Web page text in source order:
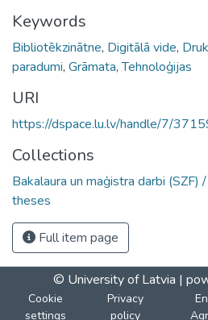
Keywords
Bibliotēkzinātne, Digitālā vide,
paradumi, Grāmata,Tehnoloģijas
URI
https://dspace.lu.lv/handle/7/
Collections
Bakalaura un maģistra darbi
theses
Full item page
© University of Latvia |
Cookie
settings
Privacy
policy